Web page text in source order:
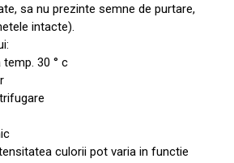
sa nu prezinte semne de purtare,
intacte).
30 ° c
culorii pot varia in functie